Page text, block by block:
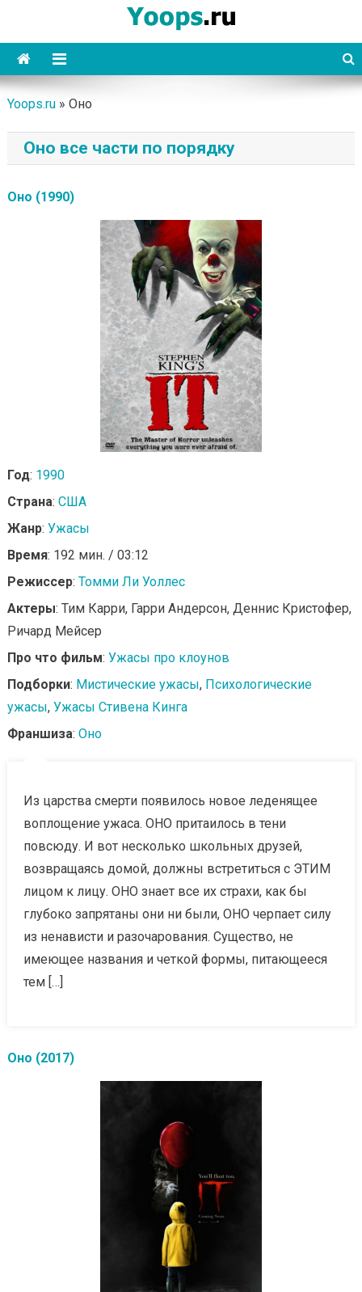
content
Yoops
Yoops.ru» Оно
Оно все части по порядку
Оно (1990)
Год: 1990
Страна: США
Жанр: Ужасы
Время: 192 мин. / 03:12
Режиссер: Томми Ли Уоллес
Актеры: Тим Карри, Гарри Андерсон, Деннис Кристофер,
Ричард Мейсер
Про что фильм: Ужасы про клоунов
Подборки: Мистические ужасы, Психологические
ужасы, Ужасы Стивена Кинга
Франшиза: Оно
Из царства смерти появилось новое леденящее
воплощение ужаса. ОНО притаилось в тени
повсюду. И вот несколько школьных друзей,
возвращаясь домой, должны встретиться с ЭТИМ
лицом к лицу. ОНО знает все их страхи, как бы
глубоко запрятаны они ни были, ОНО черпает силу
из ненависти и разочарования. Существо, не
имеющее названия и четкой формы, питающееся
тем […]
Оно (2017)